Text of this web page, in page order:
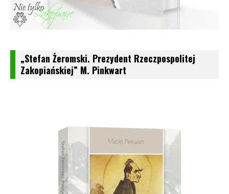
„Stefan Żeromski. Prezydent Rzeczpospolitej
Zakopiańskiej” M. Pinkwart